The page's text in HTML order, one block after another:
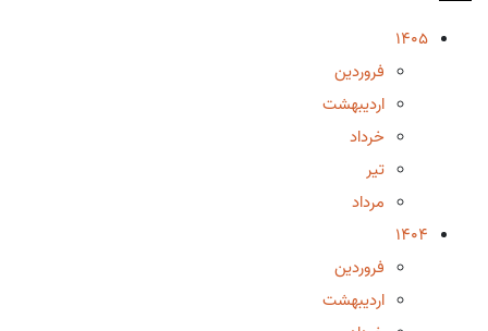
1405
فروردین
اردیبهشت
خرداد
تیر
مرداد
1404
فروردین
اردیبهشت